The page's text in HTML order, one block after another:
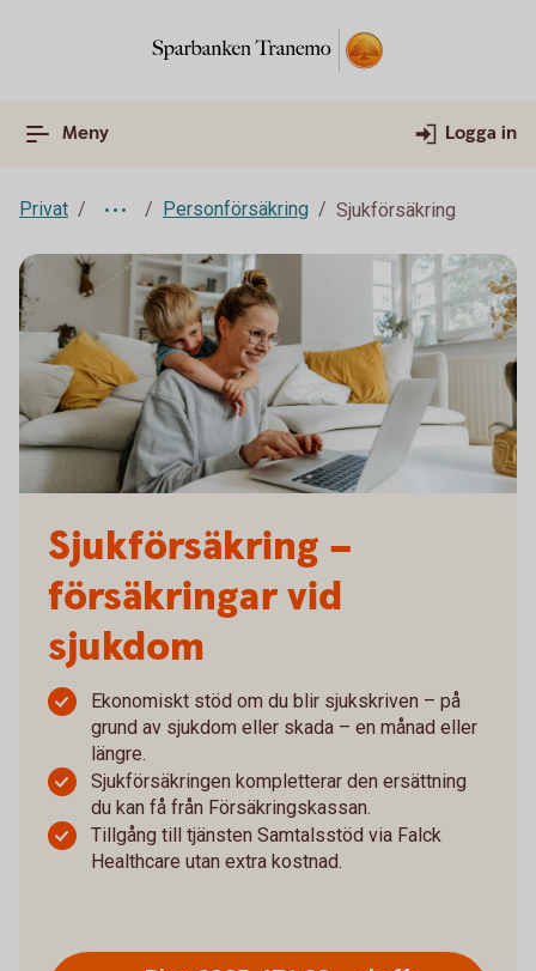
Meny Logga in
Privat Personförsäkring Sjukförsäkring
Sjukförsäkring –
försäkringar vid
sjukdom
Ekonomiskt stöd om du blir sjukskriven – på
grund av sjukdom eller skada – en månad eller
längre.
Sjukförsäkringen kompletterar den ersättning
du kan få från Försäkringskassan.
Tillgång till tjänsten Samtalsstöd via Falck
Healthcare utan extra kostnad.